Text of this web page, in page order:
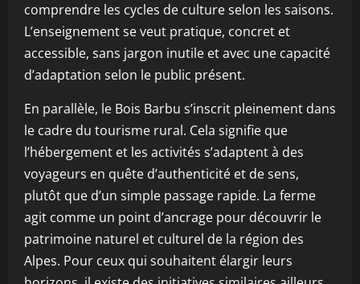
comprendre les cycles de culture selon les saisons.
L’enseignement se veut pratique, concret et
accessible, sans jargon inutile et avec une capacité
d’adaptation selon le public présent.
En parallèle, le Bois Barbu s’inscrit pleinement dans
le cadre du tourisme rural. Cela signifie que
l’hébergement et les activités s’adaptent à des
voyageurs en quête d’authenticité et de sens,
plutôt que d’un simple passage rapide. La ferme
agit comme un point d’ancrage pour découvrir le
patrimoine naturel et culturel de la région des
Alpes. Pour ceux qui souhaitent élargir leurs